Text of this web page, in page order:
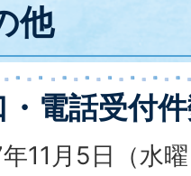
他
・電話受付
11月5日（水